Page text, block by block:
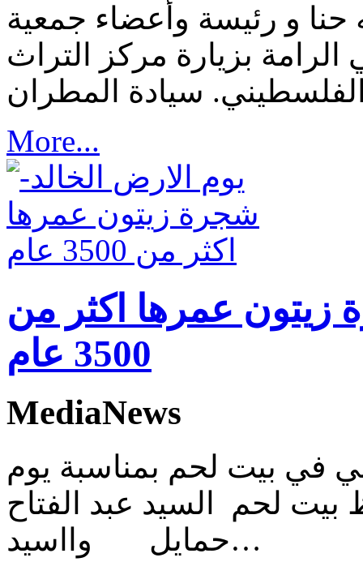
حنا و رئيسة وأعضاء جمعية
بزيارة مركز التراث
More...
زيتون عمرها اكثر من
3500 عام
MediaNews
في بيت لحم بمناسبة يوم
لحم السيد عبد الفتاح
حمايل وااسيد…